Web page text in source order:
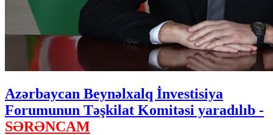
Azərbaycan Beynəlxalq İnvestisiya
Forumunun Təşkilat Komitəsi yaradılıb -
SƏRƏNCAM